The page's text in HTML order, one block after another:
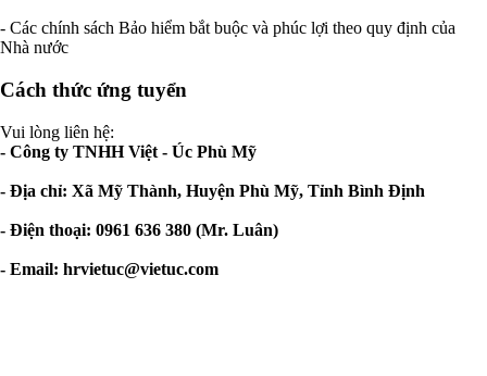
- Các chính sách Bảo hiểm bắt buộc và phúc lợi theo quy định của
Nhà nước
Cách thức ứng tuyển
Vui lòng liên hệ:
- Công ty TNHH Việt - Úc Phù Mỹ
- Địa chỉ: Xã Mỹ Thành, Huyện Phù Mỹ, Tỉnh Bình Định
- Điện thoại: 0961 636 380 (Mr. Luân)
- Email: hrvietuc@vietuc.com